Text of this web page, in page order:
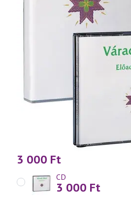
3 000 Ft
CD
3 000 Ft